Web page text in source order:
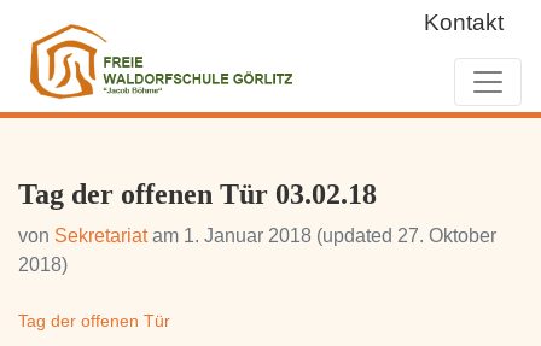
Kontakt
Tag der offenen Tür 03.02.18
von Sekretariatam 1. Januar 2018 (updated 27. Oktober
2018)
Tag der offenen Tür